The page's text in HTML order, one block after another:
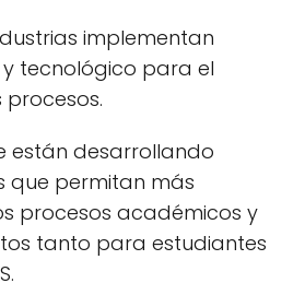
implementan
tecnológico para el
están desarrollando
que permitan más
procesos académicos y
tanto para estudiantes